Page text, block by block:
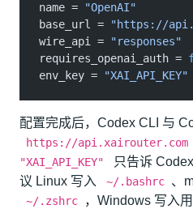
name = "OpenAI"
base_url = "https://
wire_api = "responses"
requires_openai_auth =
env_key = "XAI_API_KEY"
配置完成后，Codex CLI 与
https://api.xairouter.com
"XAI_API_KEY"
只告诉
议 Linux 写入
~/.bashrc 、
~/.zshrc
，Windows 写入